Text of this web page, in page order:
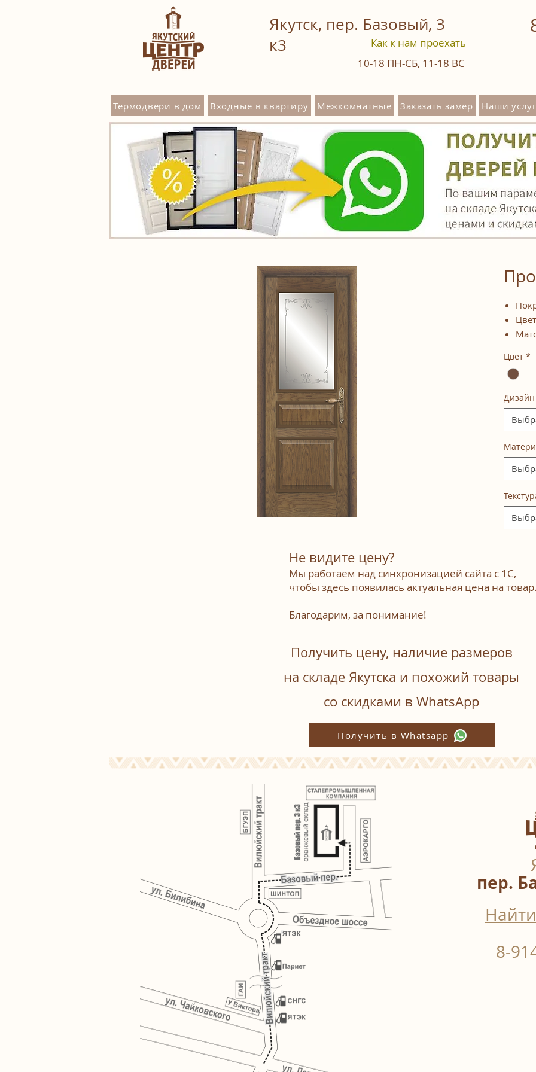
Якутск, пер. Базовый, 3
к3
Термодвери в дом Входные в квартиру Межкомнатные Заказать замер Наши
Как к нам проехать
10-18 ПН-СБ, 11-18 ВС
Цвет *
Дизайн
Не видите цену?
Мы работаем над синхронизацией сайта с 1С,
чтобы здесь появилась актуальная цена на
Благодарим, за понимание!
Получить цену, наличие размеров
на складе Якутска и похожий товары
со скидками в WhatsАpp
Получить в Whatsapp
пер.
8-